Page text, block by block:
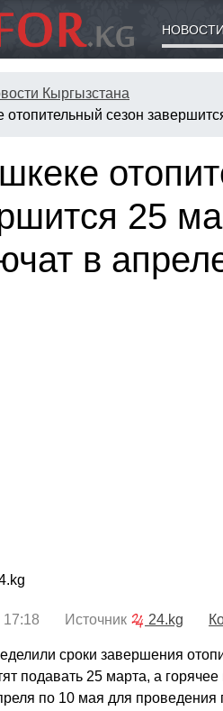
Кыргызстана
отопительный сезон
25
в
17:18 Источник 24.kg
сроки завершения
подавать 25 марта, а
по 10 мая для проведения